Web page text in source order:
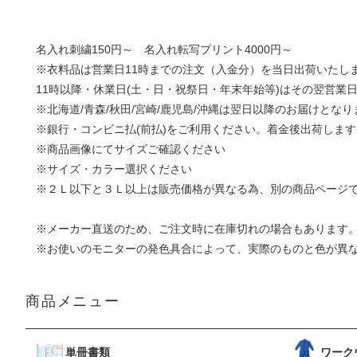
名入れ刺繍150円～ 名入れ転写プリント4000円～
※衣料品は営業日11時までの注文（入金分）を当日出荷いたし
11時以降・休業日(土・日・祝祭日・年末年始等)はその翌営業
※北海道/青森/秋田/宮崎/鹿児島/沖縄は翌日以降のお届けとなり
※銀行・コンビニ払(前払)をご利用ください。着金後出荷しま
※商品画像にてサイズご確認ください
※サイズ・カラー選択ください
※２Ｌ以下と３Ｌ以上は販売価格が異なる為、別の商品ページ
※メーカー直送のため、ご注文時に在庫切れの場合もあります
※お使いのモニターの発色具合によって、実際のものと色が異
商品メニュー
単冊書類 ワー